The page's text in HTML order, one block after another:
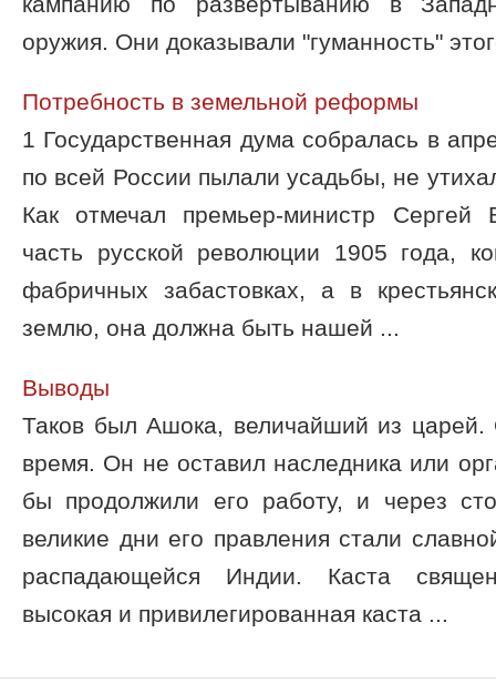
оружия. Они доказывали "гуманность"
Потребность в земельной реформы
1 Государственная дума собралась в
по всей России пылали усадьбы, не
Как отмечал премьер-министр Сергей
часть русской революции 1905 года,
фабричных забастовках, а в
землю, она должна быть нашей ...
Выводы
Таков был Ашока, величайший из царей.
время. Он не оставил наследника или
бы продолжили его работу, и через
великие дни его правления стали
распадающейся Индии. Каста
высокая и привилегированная каста ...